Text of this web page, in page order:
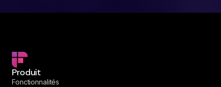
Produit
Fonctionnalités